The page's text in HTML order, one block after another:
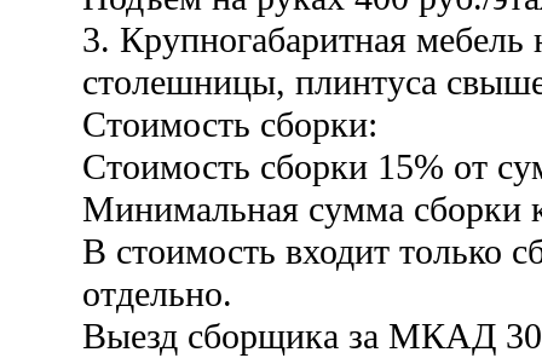
3. Крупногабаритная мебель
столешницы, плинтуса
Стоимость сборки:
Стоимость сборки 15% от
Минимальная сумма сборки
В стоимость входит только
отдельно.
Выезд сборщика за МКАД